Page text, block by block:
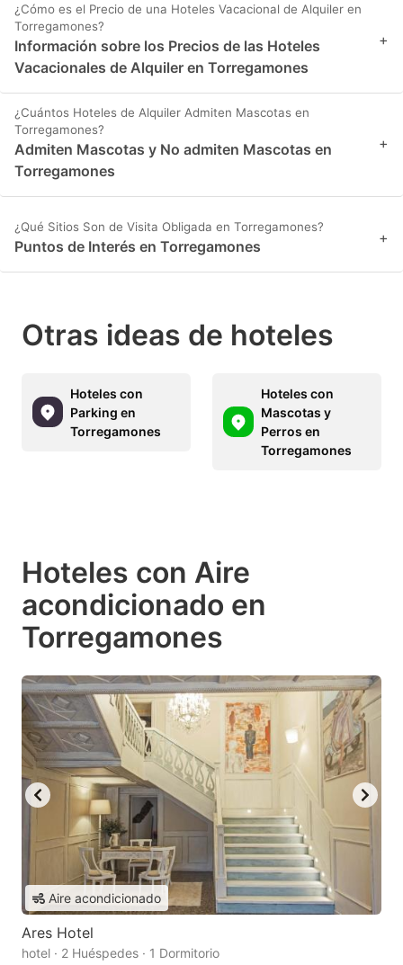
¿Cómo es el Precio de una Hoteles Vacacional de Alquiler en
Torregamones?
Información sobre los Precios de las Hoteles
Vacacionales de Alquiler en Torregamones
+
¿Cuántos Hoteles de Alquiler Admiten Mascotas en
Torregamones?
Admiten Mascotas y No admiten Mascotas en
Torregamones
+
¿Qué Sitios Son de Visita Obligada en Torregamones?
Puntos de Interés en Torregamones +
Otras ideas de hoteles
Hoteles con
Parking en
Torregamones
Hoteles con
Mascotas y
Perros en
Torregamones
Hoteles con Aire
acondicionado en
Torregamones
Aire acondicionado
Ares Hotel
hotel · 2 Huéspedes · 1 Dormitorio